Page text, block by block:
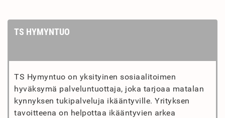
TS HYMYNTUO
TS Hymyntuo on yksityinen sosiaalitoimen
hyväksymä palveluntuottaja, joka tarjoaa matalan
kynnyksen tukipalveluja ikääntyville. Yrityksen
tavoitteena on helpottaa ikääntyvien arkea